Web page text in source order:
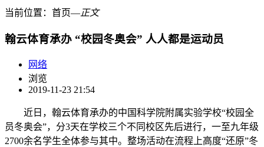
当前位置： 首页―正文
翰云体育承办 “校园冬奥会” 人人都是运动员
网络
浏览
2019-11-23 21:54
近日，翰云体育承办的中国科学院附属实验学校“校园全
员冬奥会”，分3天在学校三个不同校区先后进行，一至九年级
2700余名学生全体参与其中。整场活动在流程上高度“还原”冬